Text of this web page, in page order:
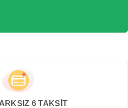
6 TAKSİT